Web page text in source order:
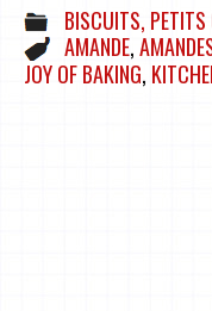
BISCUITS, PETITS
AMANDE,
JOY OF BAKING,